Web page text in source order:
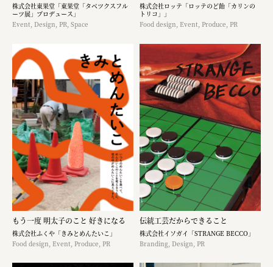
株式会社東果堂「東果堂「タベツクスフル
ーツ展」プロデュース」
Event, Design, PR, Space
株式会社ロッテ「ロッテのど飴「カリンの
トリコ」」
Food design, Event, Produce, PR
もう一度 明太子のこと 好きになる
株式会社ふくや「きみとめんたいこ」
Food design, Event, Produce, PR
伝統工芸だからできること
株式会社イソガイ「STRANGE BECCO」
Branding, Design, PR